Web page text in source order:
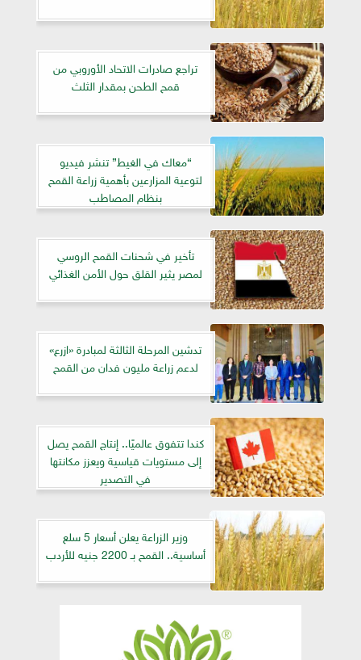
تراجع صادرات الاتحاد الأوروبي من
قمح الطحن بمقدار الثلث
“معاك في الغيط” تنشر فيديو
لتوعية المزارعين بأهمية زراعة القمح
بنظام المصاطب
تأخير في شحنات القمح الروسي
لمصر يثير القلق حول الأمن الغذائي
تدشين المرحلة الثالثة لمبادرة «ازرع»
لدعم زراعة مليون فدان من القمح
كندا تتفوق عالميًا.. إنتاج القمح يصل
إلى مستويات قياسية ويعزز مكانتها
في التصدير
وزير الزراعة يعلن أسعار 5 سلع
أساسية.. القمح بـ 2200 جنيه للأردب